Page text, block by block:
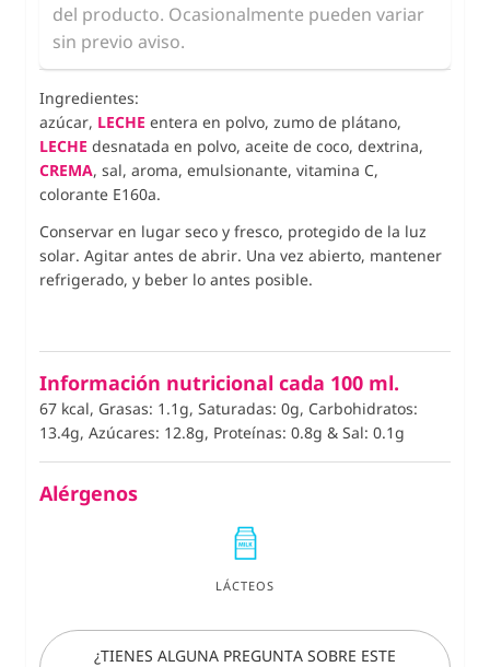
del producto. Ocasionalmente pueden variar
sin previo aviso.
Ingredientes:
azúcar, LECHE entera en polvo, zumo de plátano,
LECHE desnatada en polvo, aceite de coco, dextrina,
CREMA, sal, aroma, emulsionante, vitamina C,
colorante E160a.
Conservar en lugar seco y fresco, protegido de la luz
solar. Agitar antes de abrir. Una vez abierto, mantener
refrigerado, y beber lo antes posible.
Información nutricional cada 100 ml.
67 kcal, Grasas: 1.1g, Saturadas: 0g, Carbohidratos:
13.4g, Azúcares: 12.8g, Proteínas: 0.8g & Sal: 0.1g
Alérgenos
LÁCTEOS
¿TIENES ALGUNA PREGUNTA SOBRE ESTE